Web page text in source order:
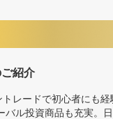
紹介
レードで初心者にも
ル投資商品も充実。